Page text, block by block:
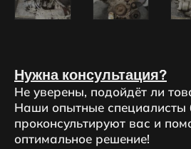
Нужна консультация?
Не уверены, подойдёт ли
Наши опытные специалисты
проконсультируют вас и
оптимальное решение!